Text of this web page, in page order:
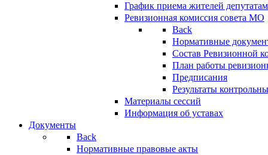
График приема жителей
Ревизионная комиссия совета МО
Back
Нормативные
Состав Ревизионной
План работы
Предписания
Результаты
Материалы сессий
Информация об уставах
Документы
Back
Нормативные правовые акты